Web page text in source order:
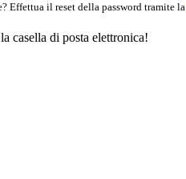
Effettua il reset della password tramite la
casella di posta elettronica!